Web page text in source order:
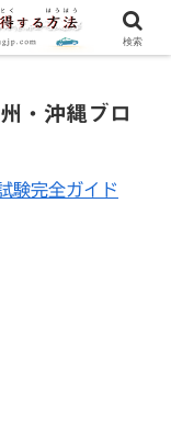
徹底解説！
・沖縄ブロ
験完全ガイド
検索